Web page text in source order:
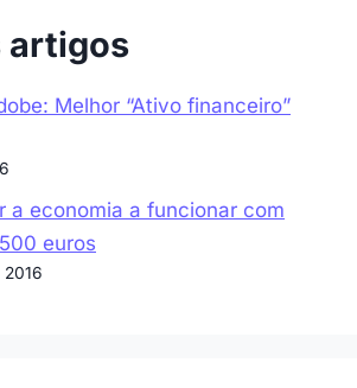
artigos
Melhor “Ativo financeiro”
a economia a funcionar com
euros
2016